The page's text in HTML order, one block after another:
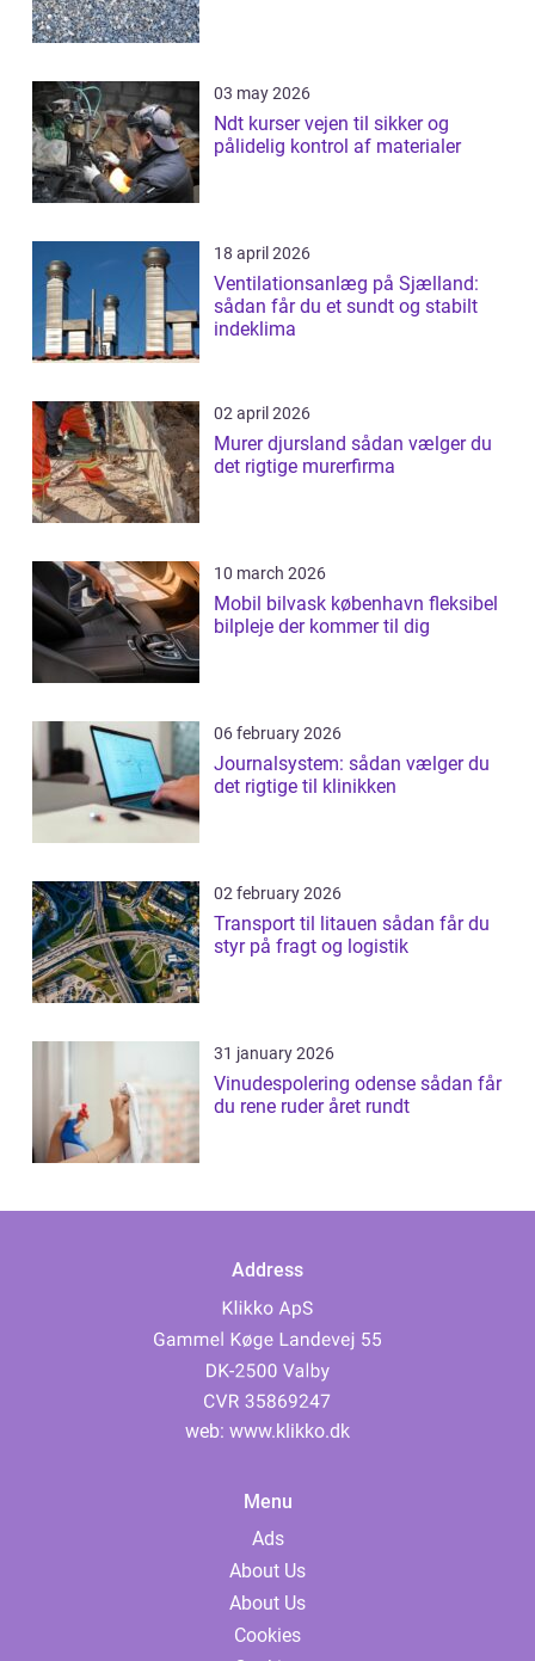
03 may 2026
Ndt kurser vejen til sikker og
pålidelig kontrol af materialer
18 april 2026
Ventilationsanlæg på Sjælland:
sådan får du et sundt og stabilt
indeklima
02 april 2026
Murer djursland sådan vælger du
det rigtige murerfirma
10 march 2026
Mobil bilvask københavn fleksibel
bilpleje der kommer til dig
06 february 2026
Journalsystem: sådan vælger du
det rigtige til klinikken
02 february 2026
Transport til litauen sådan får du
styr på fragt og logistik
31 january 2026
Vinudespolering odense sådan får
du rene ruder året rundt
Address
web: www.klikko.dk
Menu
Ads
About Us
About Us
Cookies